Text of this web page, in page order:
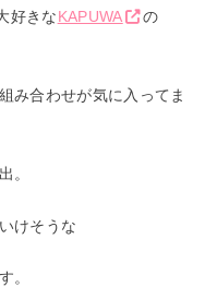
好きなKAPUWA
の
み合わせが気に入ってま
。
けそうな
。